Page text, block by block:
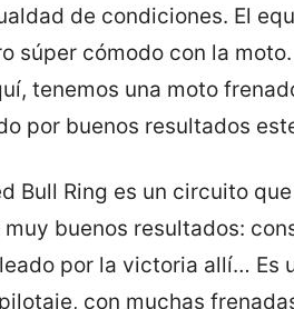
de condiciones. El
súper cómodo con la
tenemos una moto
por buenos resultados
Bull Ring es un circuito
buenos resultados:
por la victoria allí… Es
con muchas